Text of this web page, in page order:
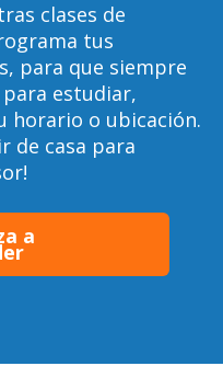
clases de
tus
para que siempre
estudiar,
horario o ubicación.
de casa para
a